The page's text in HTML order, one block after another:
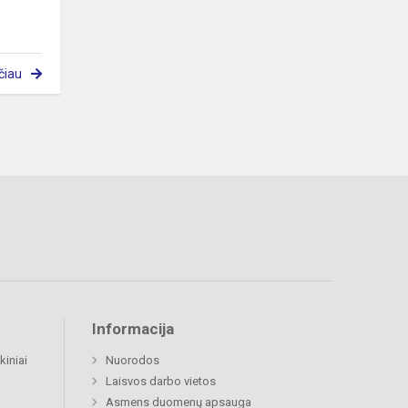
Informacija
Nuorodos
Laisvos darbo vietos
Asmens duomenų apsauga